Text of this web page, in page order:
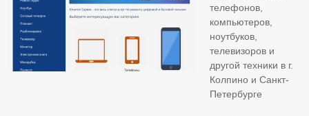
телефонов,
компьютеров,
ноутбуков,
телевизоров и
другой техники в г.
Колпино и Санкт-
Петербурге